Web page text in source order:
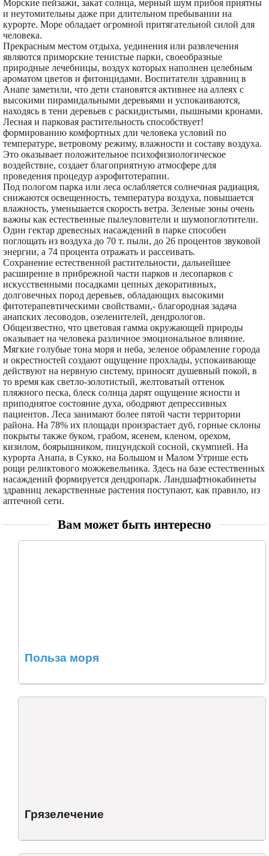
Морские пейзажи, закат солнца, мерный шум прибоя приятны
и неутомительны даже при длительном пребывании на
курорте. Море обладает огромной притягательной силой для
человека.
Прекрасным местом отдыха, уединения или развлечения
являются приморские тенистые парки, своеобразные
природные лечебницы, воздух которых наполнен целебным
ароматом цветов и фитонцидами. Воспитатели здравниц в
Анапе заметили, что дети становятся активнее на аллеях с
высокими пирамидальными деревьями и успокаиваются,
находясь в тени деревьев с раскидистыми, пышными кронами.
Лесная и парковая растительность способствует!
формированию комфортных дли человека условий по
температуре, ветровому режиму, влажности и составу воздуха.
Это оказывает положительное психофизиологическое
воздействие, создает благоприятную атмосфере для
проведения процедур аэрофитотерапии.
Под пологом парка или леса ослабляется солнечная радиация,
снижаются освещенность, температура воздуха, повышается
влажность, уменьшается скорость ветра. Зеленые зоны очень
важны как естественные пылеуловители и шумопоглотители.
Один гектар древесных насаждений в парке способен
поглощать из воздуха до 70 т. пыли, до 26 процентов звуковой
энергии, а 74 процента отражать и рассеивать.
Сохранение естественной растительности, дальнейшее
расширение в прибрежной части парков и лесопарков с
искусственными посадками цепных декоративных,
долговечных пород деревьев, обладающих высокими
фитотерапевтическими свойствами,- благородная задача
анапских лесоводов, озеленителей, дендрологов.
Общеизвестно, что цветовая гамма окружающей природы
оказывает на человека различное эмоциональное влияние.
Мягкие голубые тона моря и неба, зеленое обрамление города
и окрестностей создают ощущение прохлады, успокаивающе
действуют на нервную систему, приносят душевный покой, в
то время как светло-золотистый, желтоватый оттенок
пляжного песка, блеск солнца дарят ощущение ясности и
приподнятое состояние духа, ободряют депрессивных
пациентов. Леса занимают более пятой части территории
района. На 78% их площади произрастает дуб, горные склоны
покрыты также буком, грабом, ясенем, кленом, орехом,
кизилом, боярышником, пицундской сосной, скумпией. На
курорта Анапа, в Сукко, на Большом и Малом Утрише есть
рощи реликтового можжевельника. Здесь на базе естественных
насаждений формируется дендропарк. Ландшафтнокабинеты
здравниц лекарственные растения поступают, как правило, из
аптечной сети.
Вам может быть интересно
Польза моря
Грязелечение